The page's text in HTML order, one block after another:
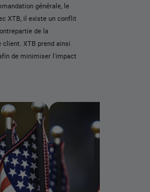
générale, le
XTB, il existe un conflit
de la
XTB prend ainsi
de minimiser l'impact